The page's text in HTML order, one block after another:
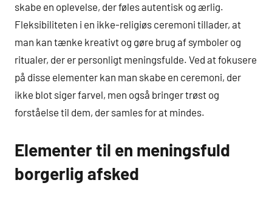
skabe en oplevelse, der føles autentisk og ærlig.
Fleksibiliteten i en ikke-religiøs ceremoni tillader, at
man kan tænke kreativt og gøre brug af symboler og
ritualer, der er personligt meningsfulde. Ved at fokusere
på disse elementer kan man skabe en ceremoni, der
ikke blot siger farvel, men også bringer trøst og
forståelse til dem, der samles for at mindes.
Elementer til en meningsfuld
borgerlig afsked